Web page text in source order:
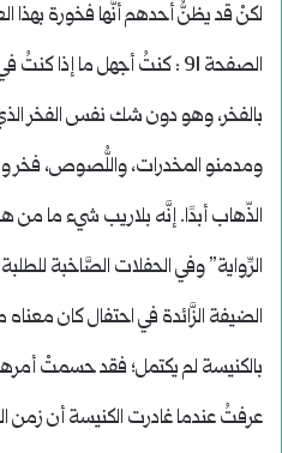
لكنْ قد يظنُّ أحدهم أنَّها فخورة بهذا
الصفحة 91 : كنتُ أجهل ما إذا
بالفخر، وهو دون شك نفس الفخر
ومدمنو المخدرات، واللُّصوص، فخر
الذّهاب أبدًا. إنَّه بلاريب شيء ما من
الرِّواية” وفي الحفلات الصَّاخبة
الضيفة الزَّائدة في احتفال كان معناه
بالكنيسة لم يكتمل؛ فقد حسمتْ